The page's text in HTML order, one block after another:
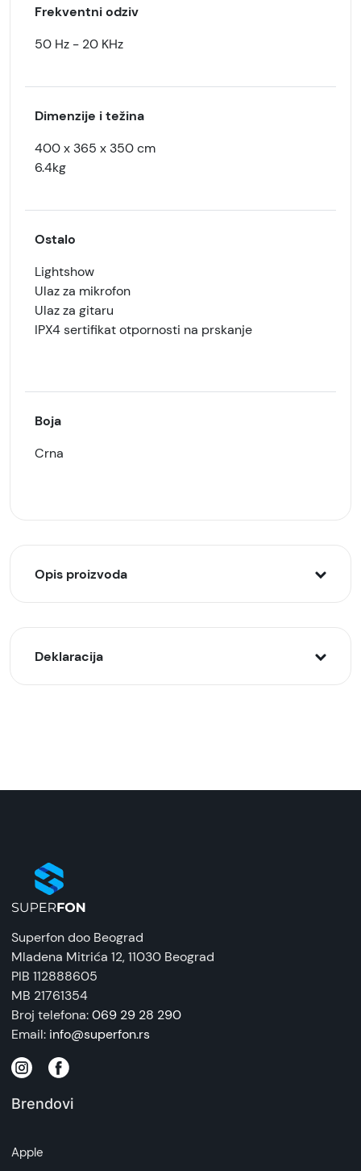
Frekventni odziv
50 Hz - 20 KHz
Dimenzije i težina
400 x 365 x 350 cm
6.4kg
Ostalo
Lightshow
Ulaz za mikrofon
Ulaz za gitaru
IPX4 sertifikat otpornosti na prskanje
Boja
Crna
Opis proizvoda
Deklaracija
Bežični zvučnik
EAN:
1200130020216
Zemlja porekla:
Kina
Prava potrošača:
Zagarantovana sva prava kupaca po osnovu
zakona o zaštiti potrošača. Detaljnije o ugovoru
ovde
Napomena:
da garantuje da su svi podaci apsolutno ispravni.
Superfon doo Beograd
Mladena Mitrića 12, 11030 Beograd
PIB 112888605
MB 21761354
Broj telefona:069 29 28 290
Email: info@superfon.rs
Brendovi
Apple